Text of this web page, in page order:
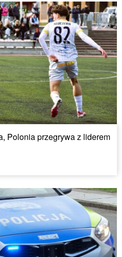
Polonia przegrywa z liderem